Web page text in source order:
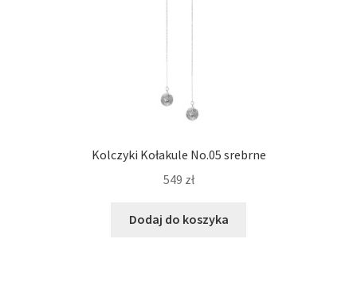
Kolczyki Kołakule No.05 srebrne
549 zł
Dodaj do koszyka